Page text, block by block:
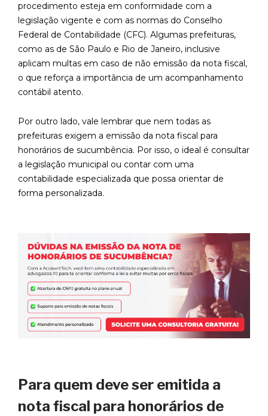
procedimento esteja em conformidade com a
legislação vigente e com as normas do Conselho
Federal de Contabilidade (CFC). Algumas prefeituras,
como as de São Paulo e Rio de Janeiro, inclusive
aplicam multas em caso de não emissão da nota fiscal,
o que reforça a importância de um acompanhamento
contábil atento.
Por outro lado, vale lembrar que nem todas as
prefeituras exigem a emissão da nota fiscal para
honorários de sucumbência. Por isso, o ideal é consultar
a legislação municipal ou contar com uma
contabilidade especializada que possa orientar de
forma personalizada.
Para quem deve ser emitida a
nota fiscal para honorários de